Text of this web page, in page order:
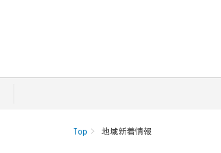
Top 地域新着情報